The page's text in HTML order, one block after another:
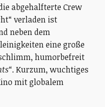
abgehalfterte Crew
verladen ist
neben dem
eine große
humorbefreit
. Kurzum, wuchtiges
mit globalem